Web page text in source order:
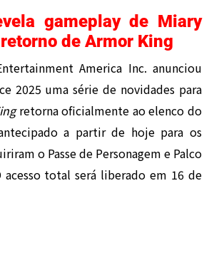
gameplay de Miary
de Armor King
America Inc. anunciou
2025 uma série de novidades para
retorna oficialmente ao elenco do
a partir de hoje para os
o Passe de Personagem e Palco
acesso total será liberado em 16 de